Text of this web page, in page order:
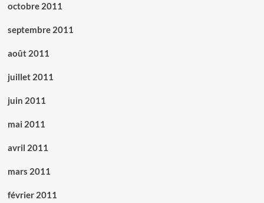
octobre 2011
septembre 2011
août 2011
juillet 2011
juin 2011
mai 2011
avril 2011
mars 2011
février 2011